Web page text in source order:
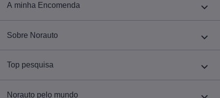
A minha Encomenda
Sobre Norauto
Top pesquisa
Norauto pelo mundo